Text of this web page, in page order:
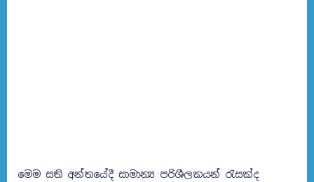
මෙම සති අන්තයේදී සාමාන්‍ය පරිශීලකයන් රැසක්ද